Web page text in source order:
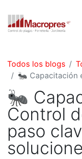
Todos los blogs
🐜 Capacitación en Control
🐜
Control
paso